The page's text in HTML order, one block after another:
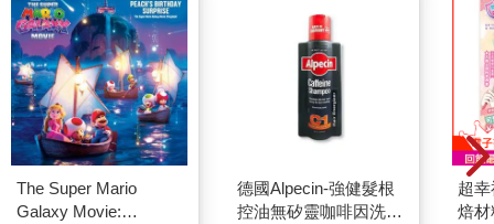
The Super Mario
Galaxy Movie:
德國Alpecin-強健髮根
控油無矽靈咖啡因洗髮
超
焙